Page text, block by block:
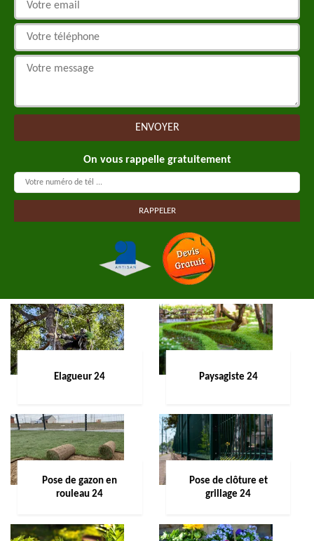
On vous rappelle gratuitement
Elagueur 24 Paysagiste 24
Pose de gazon en
rouleau 24
Pose de clôture et
grillage 24